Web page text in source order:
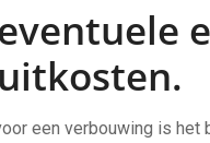
een verbouwing is het